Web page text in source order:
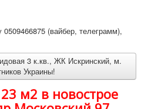
(вайбер, телеграмм),
3 к.кв., ЖК Искринский, м.
Украины!
м2 в новострое